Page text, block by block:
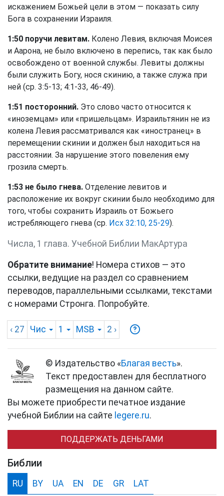
искажением Божьей цели в этом — показать силу
Бога в сохранении Израиля.
1:50 поручи левитам. Колено Левия, включая Моисея
и Аарона, не было включено в перепись, так как было
освобождено от военной службы. Левиты должны
были служить Богу, нося скинию, а также служа при
ней (ср. 3:5-13; 4:1-33, 46-49).
1:51 посторонний. Это слово часто относится к
«иноземцам» или «пришельцам». Израильтянин не из
колена Левия рассматривался как «иностранец» в
перемещении скинии и должен был находиться на
расстоянии. За нарушение этого повеления ему
грозила смерть.
1:53 не было гнева. Отделение левитов и
расположение их вокруг скинии было необходимо для
того, чтобы сохранить Израиль от Божьего
истребляющего гнева (ср. Исх 32:10, 25-29).
Числа, 1 глава. Учебной Библии МакАртура
Обратите внимание! Номера стихов — это
ссылки, ведущие на раздел со сравнением
переводов, параллельными ссылками, текстами
с номерами Стронга. Попробуйте.
‹ 27 Чис 1 MSB 2 ›
© Издательство «Благая весть».
Текст предоставлен для бесплатного
размещения на данном сайте.
Вы можете приобрести печатное издание
учебной Библии на сайте legere.ru.
ПОДДЕРЖАТЬ ДЕНЬГАМИ
Библии
RU BY UA EN DE GR LAT